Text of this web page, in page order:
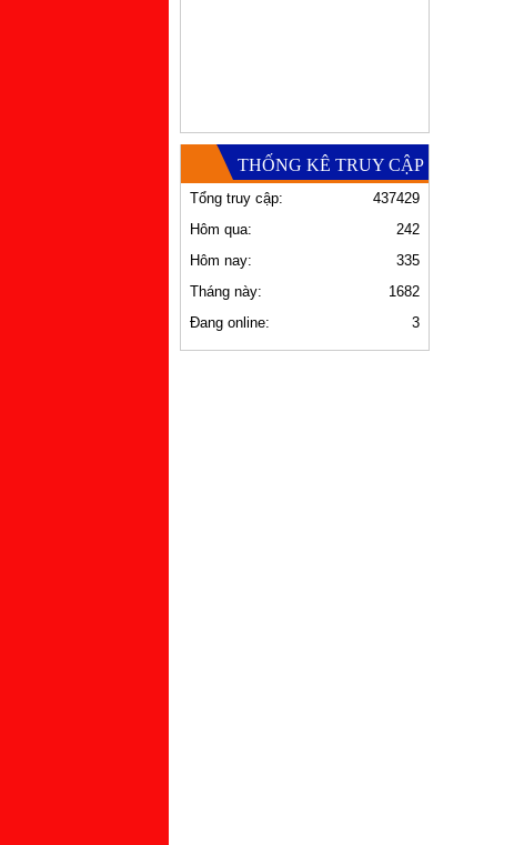
THỐNG KÊ TRUY CẬP
437429
Tổng truy cập:
242
Hôm qua:
335
Hôm nay:
1682
Tháng này:
3
Đang online: